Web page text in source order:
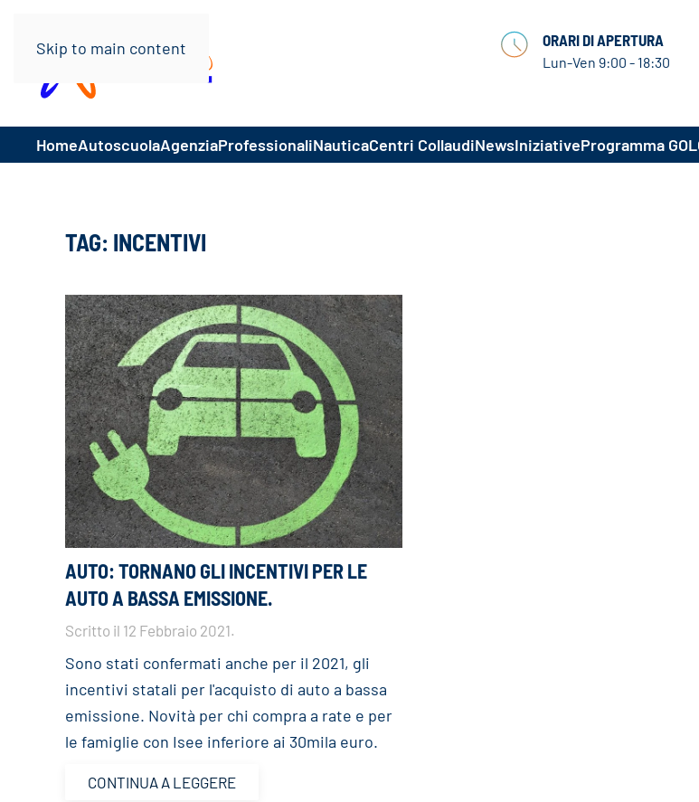
Skip to main content ORARI DI APERTURA
Lun-Ven 9:00 - 18:30
HomeAutoscuolaAgenziaProfessionaliNauticaCentri CollaudiNewsIniziativeProgramma GOL
TAG: INCENTIVI
AUTO: TORNANO GLI INCENTIVI PER LE
AUTO A BASSA EMISSIONE.
Scritto il 12 Febbraio 2021.
Sono stati confermati anche per il 2021, gli
incentivi statali per l'acquisto di auto a bassa
emissione. Novità per chi compra a rate e per
le famiglie con Isee inferiore ai 30mila euro.
CONTINUA A LEGGERE